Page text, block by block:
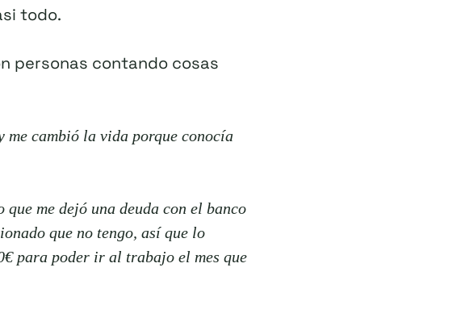
todo.
personas contando cosas
me cambió la vida porque conocía
me dejó una deuda con el banco
que no tengo, así que lo
para poder ir al trabajo el mes que